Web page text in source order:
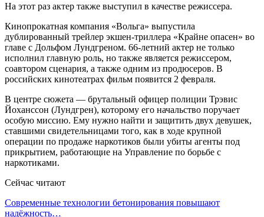
На этот раз актер также выступил в качестве режиссера.
Кинопрокатная компания «Вольга» выпустила
дублированный трейлер экшен-триллера «Крайне опасен» во
главе с Дольфом Лундгреном. 66-летний актер не только
исполнил главную роль, но также является режиссером,
соавтором сценария, а также одним из продюсеров. В
российских кинотеатрах фильм появится 2 февраля.
В центре сюжета — брутальный офицер полиции Трэвис
Йоханссон (Лундгрен), которому его начальство поручает
особую миссию. Ему нужно найти и защитить двух девушек,
ставшими свидетельницами того, как в ходе крупной
операции по продаже наркотиков были убиты агенты под
прикрытием, работающие на Управление по борьбе с
наркотиками.
Сейчас читают
Современные технологии бетонирования повышают
надёжность…